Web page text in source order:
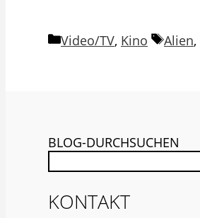
Kategorien
Video/TV, Kino Alien,
BLOG-DURCHSUCHEN
KONTAKT